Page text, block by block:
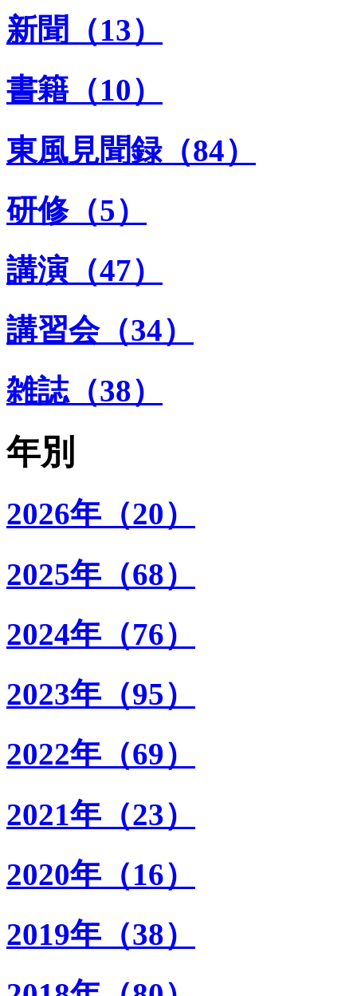
新聞（13）
書籍（10）
東風見聞録（84）
研修（5）
講演（47）
講習会（34）
雑誌（38）
年別
2026年（20）
2025年（68）
2024年（76）
2023年（95）
2022年（69）
2021年（23）
2020年（16）
2019年（38）